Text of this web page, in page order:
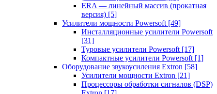
ERA — линейный массив (прокатная
версия) [5]
Усилители мощности Powersoft [49]
Инсталляционные усилители Powersoft
[31]
Туровые усилители Powersoft [17]
Компактные усилители Powersoft [1]
Оборудование звукоусиления Extron [58]
Усилители мощности Extron [21]
Процессоры обработки сигналов (DSP)